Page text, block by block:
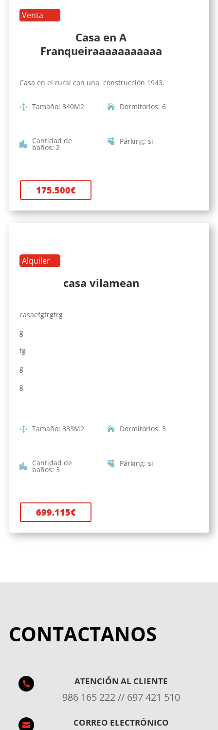
Venta
Casa en A
Franqueiraaaaaaaaaaa
Casa en el rural con una construcción 1943.
Tamaño: 340M2 Dormitorios: 6
Cantidad de
baños: 2
Párking: si
175.500€
Alquiler
casa vilamean
casaefgtrgtrg
g
tg
g
g
Tamaño: 333M2 Dormitorios: 3
Cantidad de
baños: 3
Párking: si
699.115€
CONTACTANOS
 ATENCIÓN AL CLIENTE
986 165 222 // 697 421 510
 CORREO ELECTRÓNICO